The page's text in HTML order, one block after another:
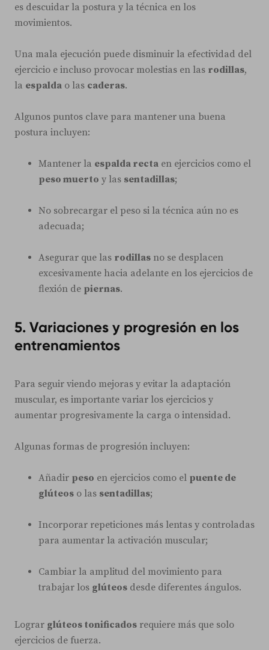
es descuidar la postura y la técnica en los
movimientos.
Una mala ejecución puede disminuir la efectividad del
ejercicio e incluso provocar molestias en las rodillas,
la espalda o las caderas.
Algunos puntos clave para mantener una buena
postura incluyen:
Mantener la espalda recta en ejercicios como el
peso muerto y las sentadillas;
No sobrecargar el peso si la técnica aún no es
adecuada;
Asegurar que las rodillas no se desplacen
excesivamente hacia adelante en los ejercicios de
flexión de piernas.
5. Variaciones y progresión en los
entrenamientos
Para seguir viendo mejoras y evitar la adaptación
muscular, es importante variar los ejercicios y
aumentar progresivamente la carga o intensidad.
Algunas formas de progresión incluyen:
Añadir peso en ejercicios como el puente de
glúteos o las sentadillas;
Incorporar repeticiones más lentas y controladas
para aumentar la activación muscular;
Cambiar la amplitud del movimiento para
trabajar los glúteos desde diferentes ángulos.
Lograr glúteos tonificados requiere más que solo
ejercicios de fuerza.